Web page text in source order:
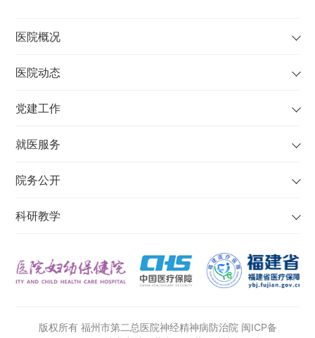
医院概况
医院动态
党建工作
就医服务
院务公开
科研教学
版权所有 福州市第二总医院神经精神病防治院 闽ICP备